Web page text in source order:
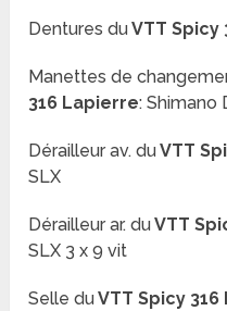
Dentures duVTT Spicy
Manettes de
316 Lapierre: Shimano
Dérailleur av. duVTT
SLX
Dérailleur ar. duVTT
SLX 3 x 9 vit
Selle duVTT Spicy